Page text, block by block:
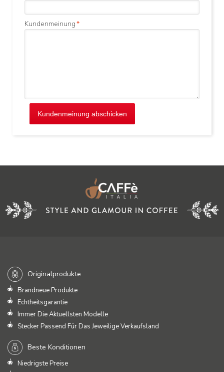
*
Kundenmeinung
Kundenmeinung abschicken
Originalprodukte
Brandneue Produkte
Echtheitsgarantie
Immer Die Aktuellsten Modelle
Stecker Passend Für Das Jeweilige Verkaufsland
Beste Konditionen
Niedrigste Preise